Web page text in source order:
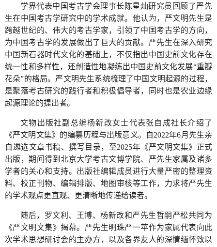
学界代表中国考古学会理事长陈星灿研究员回顾了严先
生在中国考古学研究中的学术成就。他认为，严文明先生是
跨越世纪的、伟大的考古学家，引领了中国考古学的方向，
为中国考古学的发展做出了巨大的贡献。严先生在深入研究
中国新石器时代文化的基础上，不仅指出中国史前文化存在
统一性和多样性，还创造性地凝练出中国史前文化发展“重瓣
花朵”的格局。严文明先生系统梳理了中国文明起源的过程，
是聚落考古研究的践行者和积极倡导者，同时也是农业边缘
起源理论的提出者。
文物出版社副总编杨新改女士代表张自成社长介绍了
《严文明文集》的编纂历程与出版意义。自2022年6月先生亲
自遴选文章书稿、撰写目录，至2025年《严文明文集》正式
出版，期间得到北京大学考古文博学院、严先生家属及诸多
学者的关心和支持。出版社编辑成员进行大量严密的整理资
料、校正刊物、编辑排版、地图审核等工作，力求将严先生
的学术观点更直观、更清晰地传递给读者。
随后，罗文利、王博、杨新改和严先生哲嗣严松共同为
《严文明文集》揭幕。严先生明珠严一苹作为家属代表向此
次学术思想研讨会的主办方，以及各界友人的深情缅怀致以